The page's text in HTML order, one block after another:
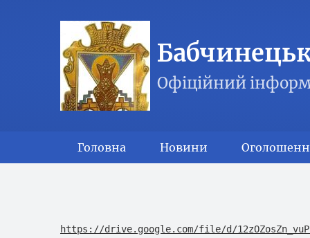
Офіційний
Головна Новини
https://drive.google.com/file/d/